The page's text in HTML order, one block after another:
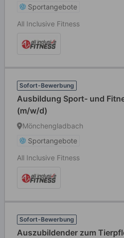
Sportangebote
All Inclusive Fitness
Sofort-Bewerbung
Ausbildung Sport- und
(m/w/d)
Mönchengladbach
Sportangebote
All Inclusive Fitness
Sofort-Bewerbung
Auszubildender zum